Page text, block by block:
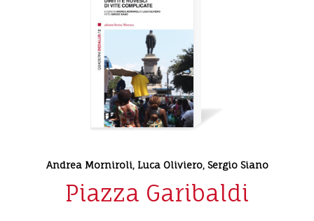
Andrea Morniroli, Luca Oliviero, Sergio Siano
Piazza Garibaldi